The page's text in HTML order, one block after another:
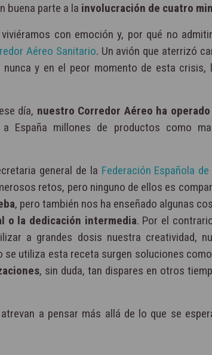
buena parte a la involucración de cuatro
con emoción y, por qué no
Aéreo Sanitario. Un avión que aterrizó
y en el peor momento de esta crisis,
día, nuestro Corredor Aéreo ha
España millones de productos como
general de la Federación Española
retos, pero ninguno de ellos es
, pero también nos ha enseñado algunas
o la dedicación intermedia. Por el
a grandes dosis nuestra creatividad,
se utiliza esta receta surgen soluciones
, sin duda, tan dispares en otros
a pensar más allá de lo que se